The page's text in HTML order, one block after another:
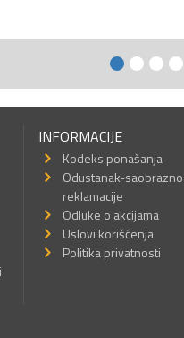
INFORMACIJE
Kodeks ponašanja
Odustanak-
reklamacije
Odluke o akcijama
Uslovi korišćenja
Politika privatnosti